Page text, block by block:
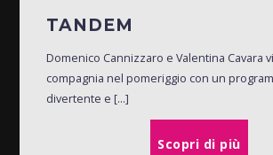
TANDEM
Domenico Cannizzaro e Valentina Cavara
compagnia nel pomeriggio con un
divertente e [...]
Scopri di più